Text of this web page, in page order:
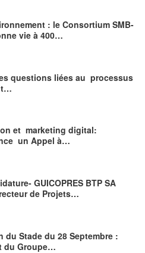
: le Consortium SMB-
vie à 400…
questions liées au processus
et marketing digital:
un Appel à…
GUICOPRES BTP SA
de Projets…
du Stade du 28 Septembre :
du Groupe…